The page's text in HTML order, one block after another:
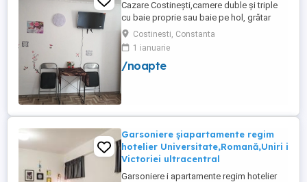
Cazare Costinești,camere duble și triple
cu baie proprie sau baie pe hol, grătar
frigider curte,parcare proprie , prețuri
începând de la 150 lei pe noapte,telefon
Costinesti, Constanta
1 ianuarie
/noapte
Garsoniere șiapartamente regim
hotelier Universitate,Romană,Uniri i
Victoriei ultracentral
Garsoniere i apartamente regim hotelier